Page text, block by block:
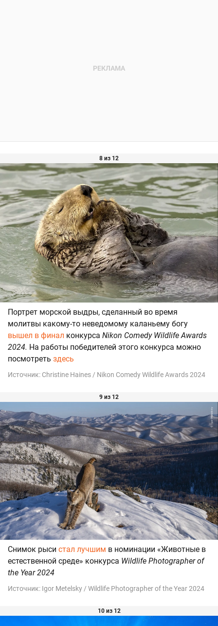
8 из 12
Портрет морской выдры, сделанный во время
молитвы какому-то неведомому каланьему богу
вышел в финал конкурса Nikon Comedy Wildlife Awards
2024. На работы победителей этого конкурса можно
посмотреть здесь
Источник: Christine Haines / Nikon Comedy Wildlife Awards 2024
9 из 12
Снимок рыси стал лучшим в номинации «Животные в
естественной среде» конкурса Wildlife Photographer of
the Year 2024
Источник: Igor Metelsky / Wildlife Photographer of the Year 2024
10 из 12